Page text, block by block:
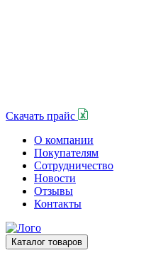
Скачать прайс
О компании
Покупателям
Сотрудничество
Новости
Отзывы
Контакты
Каталог товаров